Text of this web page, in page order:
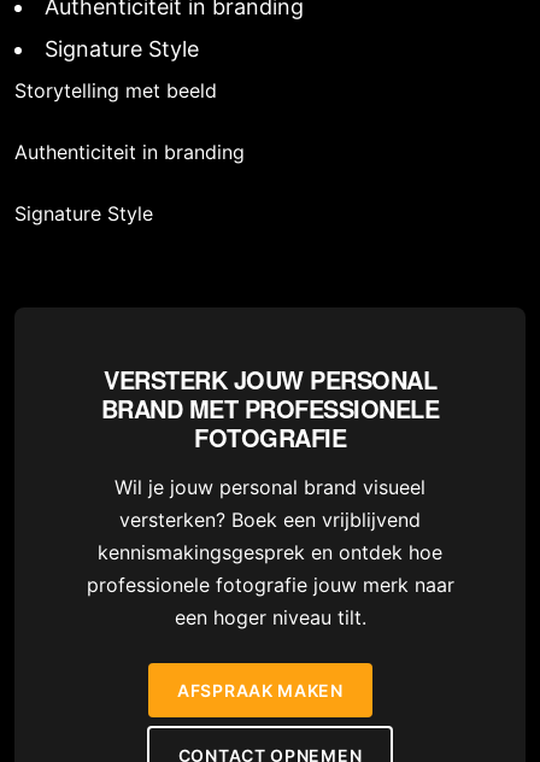
Authenticiteit in branding
Signature Style
Storytelling met beeld
Authenticiteit in branding
Signature Style
VERSTERK JOUW PERSONAL
BRAND MET PROFESSIONELE
FOTOGRAFIE
Wil je jouw personal brand visueel
versterken? Boek een vrijblijvend
kennismakingsgesprek en ontdek hoe
professionele fotografie jouw merk naar
een hoger niveau tilt.
AFSPRAAK MAKEN
CONTACT OPNEMEN